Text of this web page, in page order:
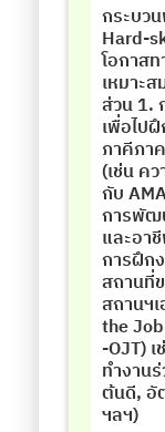
กระบว
Hard-
โอกาส
เหมาะ
ส่วน 1.
เพื่อไป
ภาคีภา
(เช่น ค
กับ
การพัฒ
และอา
การฝึก
สถานที่
สถานฯ
the
-OJT)
ทำงาน
ต้นดี,
ฯลฯ)